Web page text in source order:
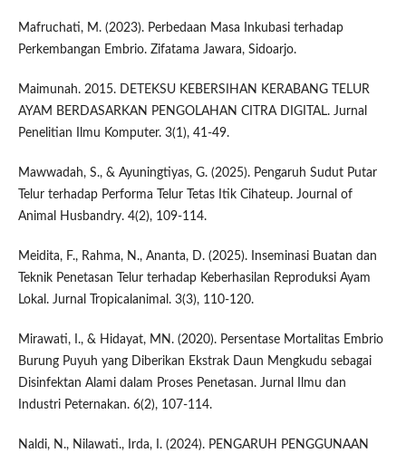
Mafruchati, M. (2023). Perbedaan Masa Inkubasi terhadap
Perkembangan Embrio. Zifatama Jawara, Sidoarjo.
Maimunah. 2015. DETEKSU KEBERSIHAN KERABANG TELUR
AYAM BERDASARKAN PENGOLAHAN CITRA DIGITAL. Jurnal
Penelitian Ilmu Komputer. 3(1), 41-49.
Mawwadah, S., & Ayuningtiyas, G. (2025). Pengaruh Sudut Putar
Telur terhadap Performa Telur Tetas Itik Cihateup. Journal of
Animal Husbandry. 4(2), 109-114.
Meidita, F., Rahma, N., Ananta, D. (2025). Inseminasi Buatan dan
Teknik Penetasan Telur terhadap Keberhasilan Reproduksi Ayam
Lokal. Jurnal Tropicalanimal. 3(3), 110-120.
Mirawati, I., & Hidayat, MN. (2020). Persentase Mortalitas Embrio
Burung Puyuh yang Diberikan Ekstrak Daun Mengkudu sebagai
Disinfektan Alami dalam Proses Penetasan. Jurnal Ilmu dan
Industri Peternakan. 6(2), 107-114.
Naldi, N., Nilawati., Irda, I. (2024). PENGARUH PENGGUNAAN